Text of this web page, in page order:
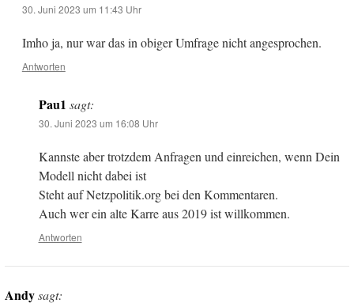
30. Juni 2023 um 11:43 Uhr
Imho ja, nur war das in obiger Umfrage nicht angesprochen.
Antworten
Pau1 sagt:
30. Juni 2023 um 16:08 Uhr
Kannste aber trotzdem Anfragen und einreichen, wenn Dein
Modell nicht dabei ist
Steht auf Netzpolitik.org bei den Kommentaren.
Auch wer ein alte Karre aus 2019 ist willkommen.
Antworten
Andysagt: